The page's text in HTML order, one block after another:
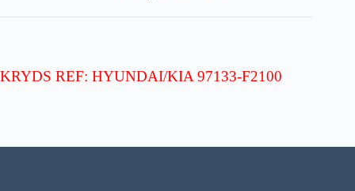
KRYDS REF: HYUNDAI/KIA 97133-F2100